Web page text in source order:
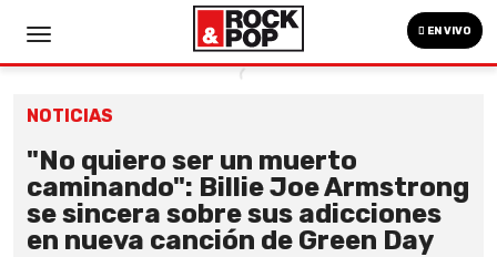
EN VIVO
NOTICIAS
"No quiero ser un muerto
caminando": Billie Joe Armstrong
se sincera sobre sus adicciones
en nueva canción de Green Day